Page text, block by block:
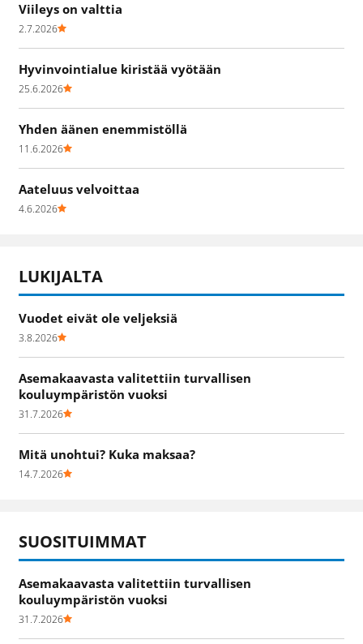
Viileys on valttia
2.7.2026
Hyvinvointialue kiristää vyötään
25.6.2026
Yhden äänen enemmistöllä
11.6.2026
Aateluus velvoittaa
4.6.2026
LUKIJALTA
Vuodet eivät ole veljeksiä
3.8.2026
Asemakaavasta valitettiin turvallisen
kouluympäristön vuoksi
31.7.2026
Mitä unohtui? Kuka maksaa?
14.7.2026
SUOSITUIMMAT
Asemakaavasta valitettiin turvallisen
kouluympäristön vuoksi
31.7.2026